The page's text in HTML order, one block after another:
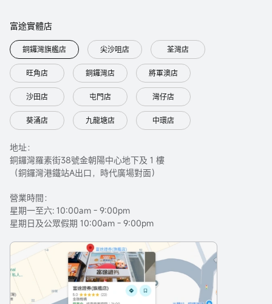
富途實體店
銅鑼灣旗艦店 尖沙咀店 荃灣店
旺角店 銅鑼灣店 將軍澳店
沙田店 屯門店 灣仔店
葵涌店 九龍塘店 中環店
地址：
銅鑼灣羅素街38號金朝陽中心地下及 1 樓
（銅鑼灣港鐵站A出口，時代廣場對面）
營業時間：
星期一至六: 10:00am - 9:00pm
星期日及公眾假期 10:00am - 9:00pm